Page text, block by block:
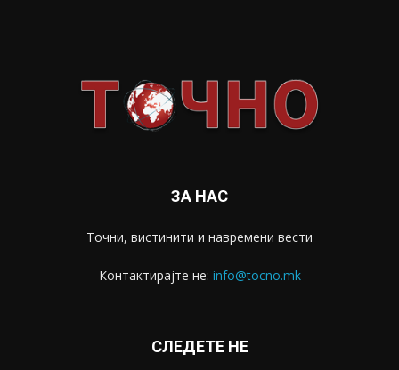
ЗА НАС
Точни, вистинити и навремени вести
Контактирајте не: info@tocno.mk
СЛЕДЕТЕ НЕ